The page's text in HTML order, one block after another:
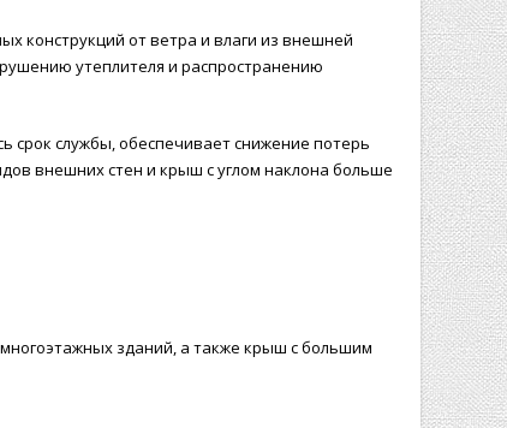
конструкций от ветра и влаги из внешней
утеплителя и распространению
срок службы, обеспечивает снижение потерь
внешних стен и крыш с углом наклона больше
зданий, а также крыш с большим